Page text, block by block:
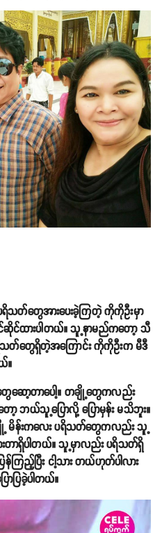
သတ်တွေအားပေးခဲ့ကြတဲ့ ကိုကိုဦးမှာ
င်ဆိုင်ထားပါတယ်။ သူ့နာမည်ကတော့ သီ
သတ်တွေရှိတဲ့အကြောင်း ကိုကိုဦးက မီဒီ
။
ေဆော့တာပေါ့။ တချို့တွေကလည်း
ဘယ်သူ့ပြောလို့ ပြောမှန်း မသိဘူး။
ျို့ မိန်းကလေး ပရိသတ်တွေကလည်း သူ့
တာရှိပါတယ်။ သူ့မှာလည်း ပရိသတ်ရှိ
ြည့်ပြီး ငါ့သား တယ်ဟုတ်ပါလား
ောပြခဲ့ပါတယ်။